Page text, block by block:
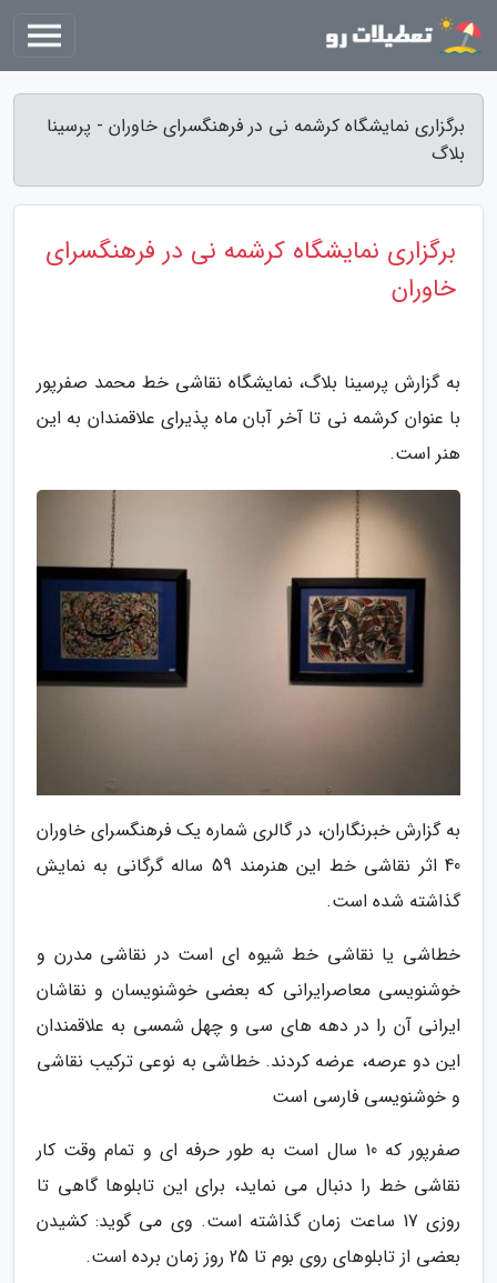
برگزاری نمایشگاه کرشمه نی در فرهنگسرای خاوران - پرسینا
بلاگ
برگزاری نمایشگاه کرشمه نی در فرهنگسرای
خاوران
به گزارش پرسینا بلاگ، نمایشگاه نقاشی خط محمد صفرپور
با عنوان کرشمه نی تا آخر آبان ماه پذیرای علاقمندان به این
هنر است.
به گزارش خبرنگاران، در گالری شماره یک فرهنگسرای خاوران
40 اثر نقاشی خط این هنرمند 59 ساله گرگانی به نمایش
گذاشته شده است.
خطاشی یا نقاشی خط شیوه ای است در نقاشی مدرن و
خوشنویسی معاصرایرانی که بعضی خوشنویسان و نقاشان
ایرانی آن را در دهه های سی و چهل شمسی به علاقمندان
این دو عرصه، عرضه کردند. خطاشی به نوعی ترکیب نقاشی
و خوشنویسی فارسی است
صفرپور که 10 سال است به طور حرفه ای و تمام وقت کار
نقاشی خط را دنبال می نماید، برای این تابلوها گاهی تا
روزی 17 ساعت زمان گذاشته است. وی می گوید: کشیدن
بعضی از تابلوهای روی بوم تا 25 روز زمان برده است.